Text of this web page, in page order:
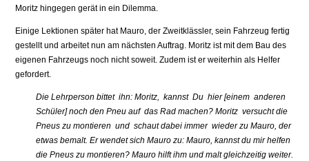
Moritz hingegen gerät in ein Dilemma.
Einige Lektionen später hat Mauro, der Zweitklässler, sein Fahrzeug fertig
gestellt und arbeitet nun am nächsten Auftrag. Moritz ist mit dem Bau des
eigenen Fahrzeugs noch nicht soweit. Zudem ist er weiterhin als Helfer
gefordert.
Die Lehrperson bittet ihn: Moritz, kannst Du hier [einem anderen
Schüler] noch den Pneu auf das Rad machen? Moritz versucht die
Pneus zu montieren und schaut dabei immer wieder zu Mauro, der
etwas bemalt. Er wendet sich Mauro zu: Mauro, kannst du mir helfen
die Pneus zu montieren? Mauro hilft ihm und malt gleichzeitig weiter.